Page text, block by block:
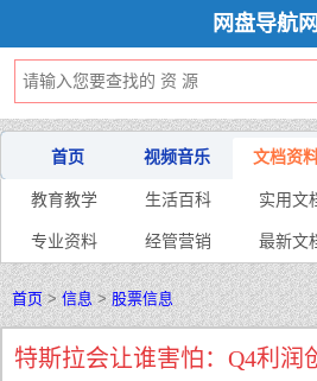
网盘导航网
首页 视频音乐 文档资
教育教学 生活百科 实用文
专业资料 经管营销 最新文
首页>信息>股票信息
特斯拉会让谁害怕：Q4利润